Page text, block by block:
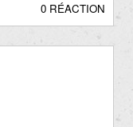
0 RÉACTION